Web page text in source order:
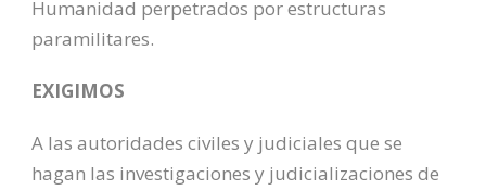
Humanidad perpetrados por estructuras
paramilitares.
EXIGIMOS
A las autoridades civiles y judiciales que se
hagan las investigaciones y judicializaciones de